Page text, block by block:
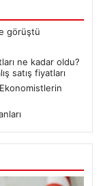
görüştü
ne kadar oldu?
satış fiyatları